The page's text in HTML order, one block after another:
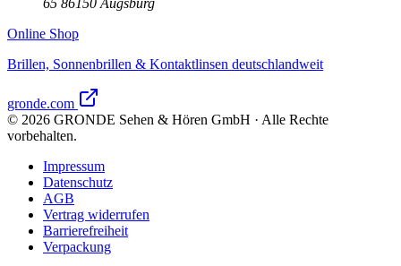
65 86150 Augsburg
Online Shop
Brillen, Sonnenbrillen & Kontaktlinsen deutschlandweit
gronde.com
© 2026 GRONDE Sehen & Hören GmbH · Alle Rechte
vorbehalten.
Impressum
Datenschutz
AGB
Vertrag widerrufen
Barrierefreiheit
Verpackung